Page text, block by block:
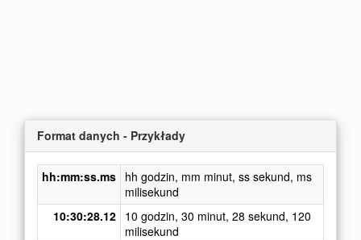
Format danych - Przykłady
hh:mm:ss.ms hh godzin, mm minut, ss sekund, ms
milisekund
10:30:28.12 10 godzin, 30 minut, 28 sekund, 120
milisekund